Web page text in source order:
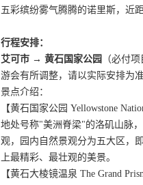
五彩缤纷雾气腾腾的诺里斯，近
行程安排：
艾可市 → 黄石国家公园
（必付
游会有所调整，请以实际安排为
景点介绍：
【黄石国家公园 Yellowstone
地处号称"美洲脊梁"的洛矶山脉
观，园内自然景观分为五大区，
上最精彩、最壮观的美景。
【黄石大棱镜温泉 The Grand